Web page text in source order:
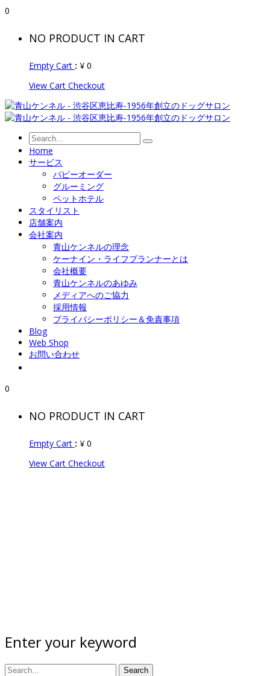
0
NO PRODUCT IN CART
Empty Cart : ¥ 0
View Cart Checkout
Home
サービス
パピーオーダー
グルーミング
ペットホテル
スタイリスト
店舗案内
会社案内
青山ケンネルの理念
ケーナイン・ライフプランナーとは
会社概要
青山ケンネルのあゆみ
メディアへのご協力
採用情報
プライバシーポリシー＆免責事項
Blog
Web Shop
お問い合わせ
0
NO PRODUCT IN CART
Empty Cart : ¥ 0
View Cart Checkout
Enter your keyword
Search